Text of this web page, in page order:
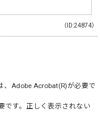
（ID:24874）
、Adobe Acrobat(R)が必要で
です。正しく表示されない